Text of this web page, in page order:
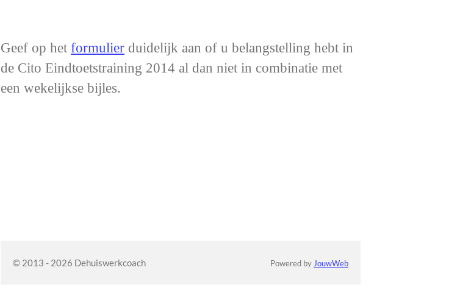
Geef op hetformulier duidelijk aan of u belangstelling hebt in
de Cito Eindtoetstraining 2014 al dan niet in combinatie met
een wekelijkse bijles.
© 2013 - 2026 Dehuiswerkcoach Powered byJouwWeb